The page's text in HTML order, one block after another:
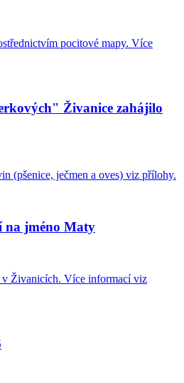
pocitové mapy. Více
Živanice zahájilo
(pšenice, ječmen a oves) viz přílohy.
na jméno Maty
Živanicích. Více informací viz